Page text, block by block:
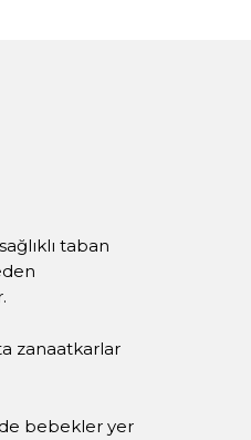
taban
zanaatkarlar
bebekler yer